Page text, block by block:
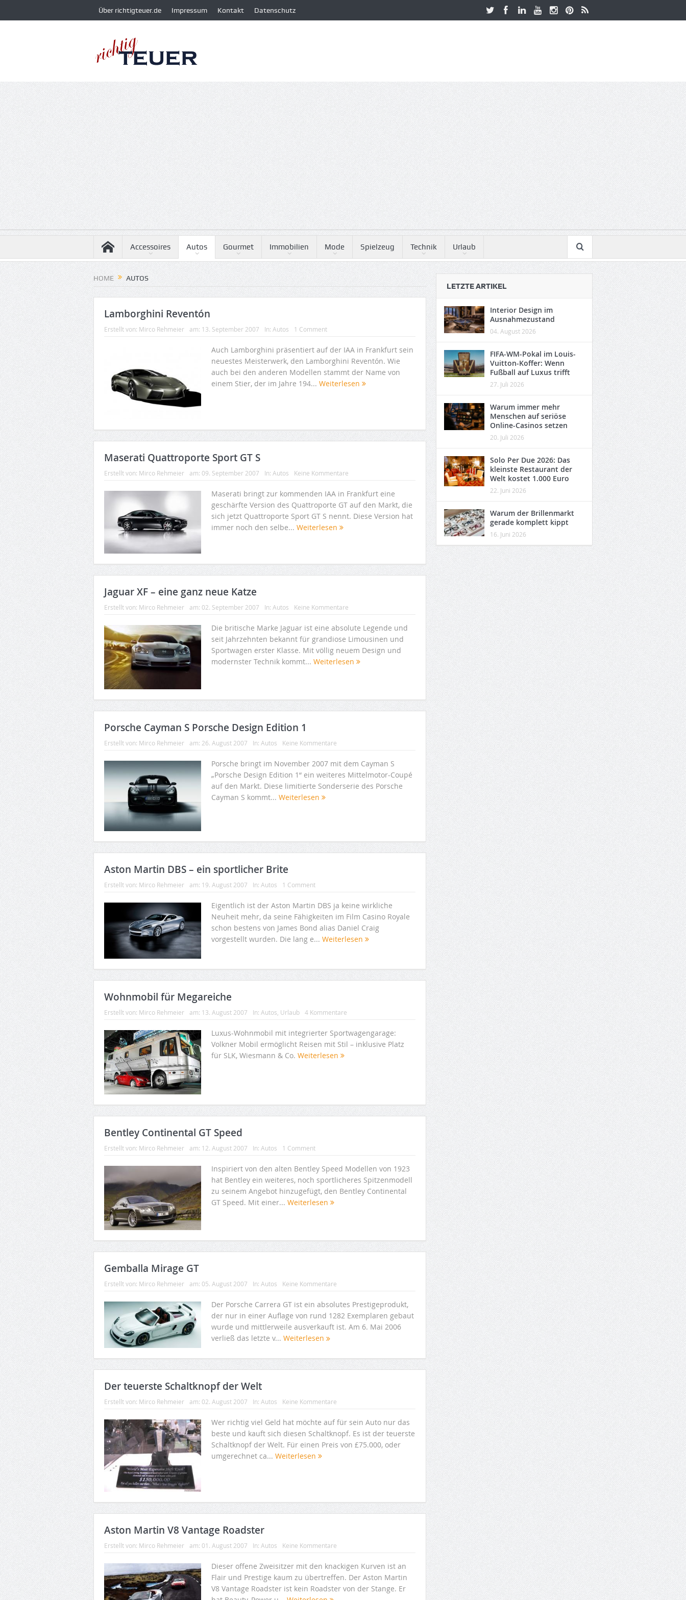
Über richtigteuer.de Impressum Kontakt Datenschutz
Accessoires Autos Gourmet Immobilien Mode Spielzeug Technik Urlaub
HOME AUTOS
Lamborghini Reventón
Erstellt von: Mirco Rehmeier am: 13. September 2007 In: Autos 1 Comment
Auch Lamborghini präsentiert auf der IAA in Frankfurt sein
neuestes Meisterwerk, den Lamborghini Reventón. Wie
auch bei den anderen Modellen stammt der Name von
einem Stier, der im Jahre 194... Weiterlesen
Maserati Quattroporte Sport GT S
Erstellt von: Mirco Rehmeier am: 09. September 2007 In: Autos Keine Kommentare
Maserati bringt zur kommenden IAA in Frankfurt eine
geschärfte Version des Quattroporte GT auf den Markt, die
sich jetzt Quattroporte Sport GT S nennt. Diese Version hat
immer noch den selbe... Weiterlesen
Jaguar XF – eine ganz neue Katze
Erstellt von: Mirco Rehmeier am: 02. September 2007 In: Autos Keine Kommentare
Die britische Marke Jaguar ist eine absolute Legende und
seit Jahrzehnten bekannt für grandiose Limousinen und
Sportwagen erster Klasse. Mit völlig neuem Design und
modernster Technik kommt... Weiterlesen
Porsche Cayman S Porsche Design Edition 1
Erstellt von: Mirco Rehmeier am: 26. August 2007 In: Autos Keine Kommentare
Porsche bringt im November 2007 mit dem Cayman S
„Porsche Design Edition 1“ ein weiteres Mittelmotor-Coupé
auf den Markt. Diese limitierte Sonderserie des Porsche
Cayman S kommt... Weiterlesen
Aston Martin DBS – ein sportlicher Brite
Erstellt von: Mirco Rehmeier am: 19. August 2007 In: Autos 1 Comment
Eigentlich ist der Aston Martin DBS ja keine wirkliche
Neuheit mehr, da seine Fähigkeiten im Film Casino Royale
schon bestens von James Bond alias Daniel Craig
vorgestellt wurden. Die lang e... Weiterlesen
Wohnmobil für Megareiche
Erstellt von: Mirco Rehmeier am: 13. August 2007 In: Autos, Urlaub 4 Kommentare
Luxus-Wohnmobil mit integrierter Sportwagengarage:
Volkner Mobil ermöglicht Reisen mit Stil – inklusive Platz
für SLK, Wiesmann & Co. Weiterlesen
Bentley Continental GT Speed
Erstellt von: Mirco Rehmeier am: 12. August 2007 In: Autos 1 Comment
Inspiriert von den alten Bentley Speed Modellen von 1923
hat Bentley ein weiteres, noch sportlicheres Spitzenmodell
zu seinem Angebot hinzugefügt, den Bentley Continental
GT Speed. Mit einer... Weiterlesen
Gemballa Mirage GT
Erstellt von: Mirco Rehmeier am: 05. August 2007 In: Autos Keine Kommentare
Der Porsche Carrera GT ist ein absolutes Prestigeprodukt,
der nur in einer Auflage von rund 1282 Exemplaren gebaut
wurde und mittlerweile ausverkauft ist. Am 6. Mai 2006
verließ das letzte v... Weiterlesen
Der teuerste Schaltknopf der Welt
Erstellt von: Mirco Rehmeier am: 02. August 2007 In: Autos Keine Kommentare
Wer richtig viel Geld hat möchte auf für sein Auto nur das
beste und kauft sich diesen Schaltknopf. Es ist der teuerste
Schaltknopf der Welt. Für einen Preis von £75.000, oder
umgerechnet ca... Weiterlesen
Aston Martin V8 Vantage Roadster
Erstellt von: Mirco Rehmeier am: 01. August 2007 In: Autos Keine Kommentare
Dieser offene Zweisitzer mit den knackigen Kurven ist an
Flair und Prestige kaum zu übertreffen. Der Aston Martin
V8 Vantage Roadster ist kein Roadster von der Stange. Er
LETZTE ARTIKEL
Interior Design im
Ausnahmezustand
04. August 2026
FIFA-WM-Pokal im Louis-
Vuitton-Koffer: Wenn
Fußball auf Luxus trifft
27. Juli 2026
Warum immer mehr
Menschen auf seriöse
Online-Casinos setzen
20. Juli 2026
Solo Per Due 2026: Das
kleinste Restaurant der
Welt kostet 1.000 Euro
22. Juni 2026
Warum der Brillenmarkt
gerade komplett kippt
16. Juni 2026